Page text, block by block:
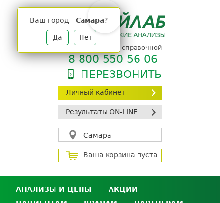
Личный кабинет
Результаты ON-LINE
Самара
Ваш город - Самара?
Да Нет
Ваша корзина пуста
телефон единой справочной
8 800 550 56 06
ПЕРЕЗВОНИТЬ
АНАЛИЗЫ И ЦЕНЫ
АКЦИИ